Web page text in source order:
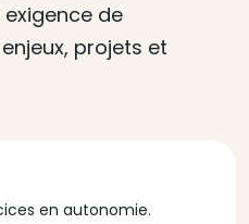
de
projets et
en autonomie.